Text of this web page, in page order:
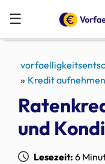
☰
Kredit aufnehmen
und
Lesezeit: 6